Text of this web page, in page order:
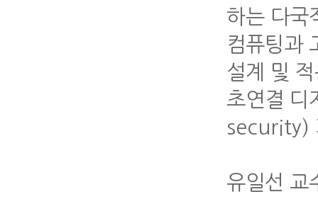
하는 다국
컴퓨팅과
설계 및
초연결 디
security)
유일선 교